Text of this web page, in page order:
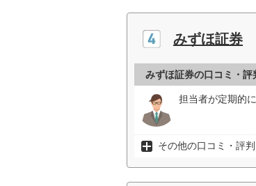
みずほ証券
みずほ証券の口コミ・評
担当者が定期的
その他の口コミ・評判